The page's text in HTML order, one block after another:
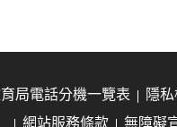
局電話分機一覽表
隱
網站服務條款
無障礙